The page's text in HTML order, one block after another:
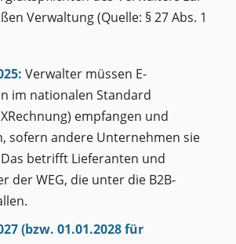
Verwaltung (Quelle: § 27 Abs. 1
Verwalter müssen E-
im nationalen Standard
XRechnung) empfangen und
sofern andere Unternehmen sie
betrifft Lieferanten und
der WEG, die unter die B2B-
(bzw. 01.01.2028 für